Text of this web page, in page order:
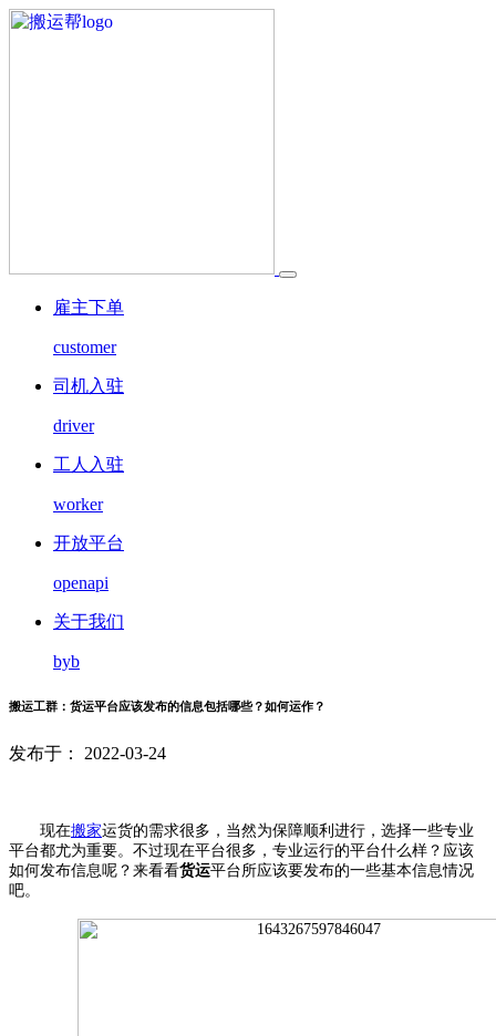
雇主下单
customer
司机入驻
driver
工人入驻
worker
开放平台
openapi
关于我们
byb
搬运工群：货运平台应该发布的信息包括哪些？如何运作？
发布于： 2022-03-24
现在搬家运货的需求很多，当然为保障顺利进行，选择一些专业
平台都尤为重要。不过现在平台很多，专业运行的平台什么样？应该
如何发布信息呢？来看看货运平台所应该要发布的一些基本信息情况
吧。